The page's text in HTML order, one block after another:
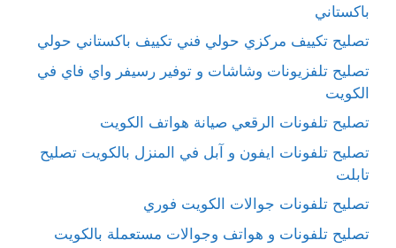
باكستاني
تصليح تكييف مركزي حولي فني تكييف باكستاني حولي
تصليح تلفزيونات وشاشات و توفير رسيفر واي فاي في
الكويت
تصليح تلفونات الرقعي صيانة هواتف الكويت
تصليح تلفونات ايفون و آبل في المنزل بالكويت تصليح
تابلت
تصليح تلفونات جوالات الكويت فوري
تصليح تلفونات و هواتف وجوالات مستعملة بالكويت